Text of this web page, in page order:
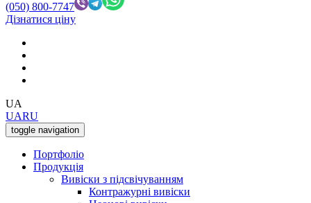
(050) 800-7747
Дізнатися ціну
UA
UARU
toggle navigation
Портфоліо
Продукція
Вивіски з підсвічуванням
Контражурні вивіски